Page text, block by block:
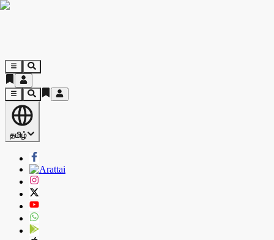
தமிழ்